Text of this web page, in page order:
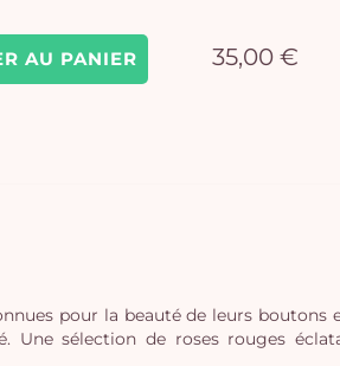
AU PANIER 35,00 €
pour la beauté de leurs
Une sélection de roses rouges